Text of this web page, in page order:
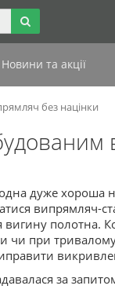
Новини та акції
без націнки
дуже хороша
випрямляч-
вигину полотна.
при
за